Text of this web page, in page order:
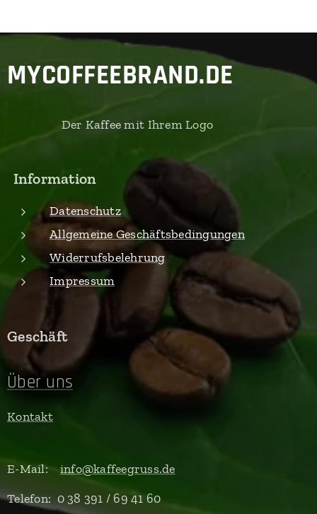
MYCOFFEEBRAND.DE
Der Kaffee mit Ihrem Logo
Information
Datenschutz
Allgemeine Geschäftsbedingungen
Widerrufsbelehrung
Impressum
Geschäft
Über uns
Kontakt
E-Mail:info@kaffeegruss.de
Telefon: 0 38 391 / 69 41 60